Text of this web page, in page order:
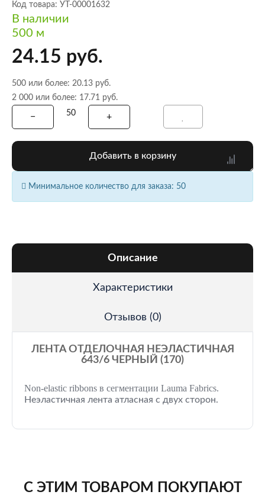
Код товара: УТ-00001632
В наличии
500 м
24.15 руб.
500 или более: 20.13 руб.
2 000 или более: 17.71 руб.
Добавить в корзину
Минимальное количество для заказа: 50
Описание
Характеристики
Отзывов (0)
ЛЕНТА ОТДЕЛОЧНАЯ НЕЭЛАСТИЧНАЯ
643/6 ЧЕРНЫЙ (170)
Non-elastic ribbons в сегментации Lauma Fabrics.
Неэластичная лента атласная с двух сторон.
С ЭТИМ ТОВАРОМ ПОКУПАЮТ